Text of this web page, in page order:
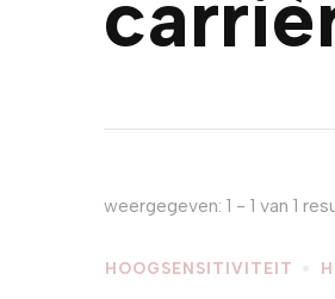
weergegeven: 1 - 1 van 1
HOOGSENSITIVITEIT